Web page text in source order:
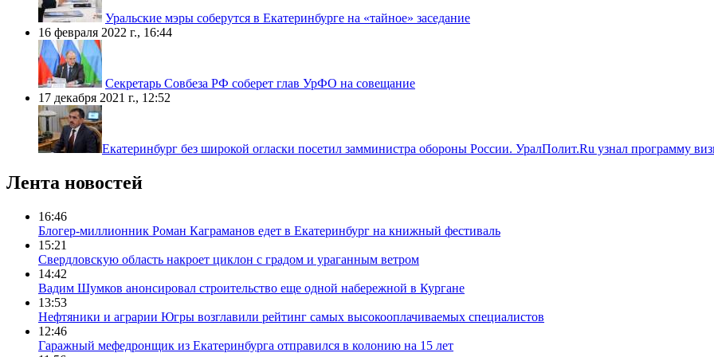
Уральские мэры соберутся в Екатеринбурге на «тайное» заседание
16 февраля 2022 г., 16:44
Секретарь Совбеза РФ соберет глав УрФО на совещание
17 декабря 2021 г., 12:52
​Екатеринбург без широкой огласки посетил замминистра обороны России. УралПолит.Ru узнал программу
Лента новостей
16:46
Блогер-миллионник Роман Каграманов едет в Екатеринбург на книжный фестиваль
15:21
Свердловскую область накроет циклон с градом и ураганным ветром
14:42
Вадим Шумков анонсировал строительство еще одной набережной в Кургане
13:53
Нефтяники и аграрии Югры возглавили рейтинг самых высокооплачиваемых специалистов
12:46
Гаражный мефедронщик из Екатеринбурга отправился в колонию на 15 лет